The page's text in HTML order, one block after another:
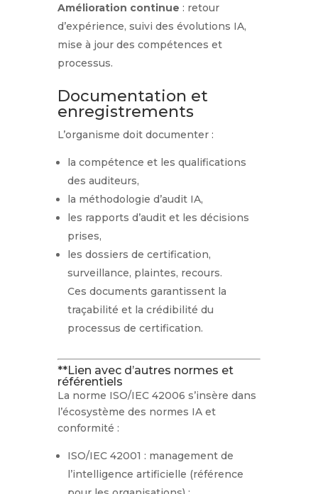
Amélioration continue : retour
d’expérience, suivi des évolutions IA,
mise à jour des compétences et
processus.
Documentation et
enregistrements
L’organisme doit documenter :
la compétence et les qualifications
des auditeurs,
la méthodologie d’audit IA,
les rapports d’audit et les décisions
prises,
les dossiers de certification,
surveillance, plaintes, recours.
Ces documents garantissent la
traçabilité et la crédibilité du
processus de certification.
**Lien avec d’autres normes et
référentiels
La norme ISO/IEC 42006 s’insère dans
l’écosystème des normes IA et
conformité :
ISO/IEC 42001 : management de
l’intelligence artificielle (référence